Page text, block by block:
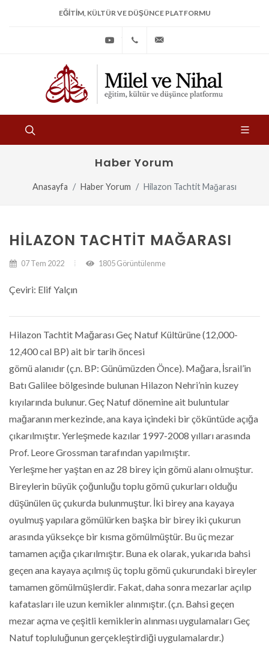
EĞITIM, KÜLTÜR VE DÜŞÜNCE PLATFORMU
Youtube +90
533
31
Haber Yorum
Anasayfa Haber Yorum Hilazon Tachtit Mağarası
HILAZON TACHTIT MAĞARASI
07 Tem 2022 1805 Görüntülenme
Çeviri: Elif Yalçın
Hilazon Tachtit Mağarası Geç Natuf Kültürüne (12,000-
12,400 cal BP) ait bir tarih öncesi
gömü alanıdır (ç.n. BP: Günümüzden Önce). Mağara, İsrail’in
Batı Galilee bölgesinde bulunan Hilazon Nehri’nin kuzey
kıyılarında bulunur. Geç Natuf dönemine ait buluntular
mağaranın merkezinde, ana kaya içindeki bir çöküntüde açığa
çıkarılmıştır. Yerleşmede kazılar 1997-2008 yılları arasında
Prof. Leore Grossman tarafından yapılmıştır.
Yerleşme her yaştan en az 28 birey için gömü alanı olmuştur.
Bireylerin büyük çoğunluğu toplu gömü çukurları olduğu
düşünülen üç çukurda bulunmuştur. İki birey ana kayaya
oyulmuş yapılara gömülürken başka bir birey iki çukurun
arasında yüksekçe bir kısma gömülmüştür. Bu üç mezar
tamamen açığa çıkarılmıştır. Buna ek olarak, yukarıda bahsi
geçen ana kayaya açılmış üç toplu gömü çukurundaki bireyler
tamamen gömülmüşlerdir. Fakat, daha sonra mezarlar açılıp
kafatasları ile uzun kemikler alınmıştır. (ç.n. Bahsi geçen
mezar açma ve çeşitli kemiklerin alınması uygulamaları Geç
Natuf topluluğunun gerçekleştirdiği uygulamalardır.)